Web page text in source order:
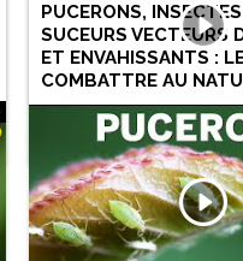
il y a 3 ans 2487
PUCERONS,
SUCEURS VECTEURS
ET ENVAHISSANTS :
COMBATTRE AU